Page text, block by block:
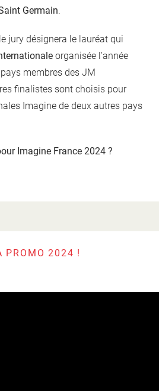
Germain.
jury désignera le lauréat qui
organisée l’année
membres des JM
finalistes sont choisis pour
Imagine de deux autres pays
Imagine France 2024 ?
PROMO 2024 !